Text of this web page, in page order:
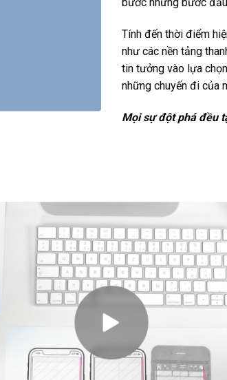
Tính đến thời điểm
như các nền tảng
tin tưởng vào lựa
những chuyến đi của
Mọi sự đột phá đều